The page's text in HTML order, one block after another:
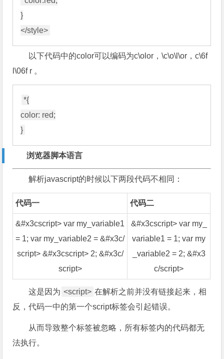
}
以下代码中的color可以编码为c\olor，\c\o\l\or，c\6f
l\06f r 。
*{
color: red;
浏览器脚本语言
解析javascript的时候以下两段代码不相同：
代码一 代码二
&#x3cscript> var my_variable1
= 1; var my_variable2 = &#x3c/
script> &#x3cscript> 2; &#x3c/
script>
&#x3cscript> var my_
variable1 = 1; var my
_variable2 = 2; &#x3
c/script>
这是因为 <script> 在解析之前并没有链接起来，相
反，代码一中的第一个script标签会引起错误。
从而导致整个标签被忽略，所有标签内的代码都无
法执行。